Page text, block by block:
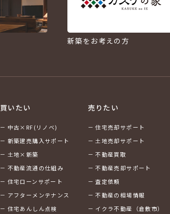
新築をお考えの方
買いたい
中古×RF(リノベ)
新築建売購入サポート
土地×新築
不動産流通の仕組み
住宅ローンサポート
アフターメンテナンス
住宅あんしん点検
売りたい
住宅売却サポート
土地売却サポート
不動産買取
不動産売却サポート
査定依頼
不動産の相場情報
イクラ不動産（倉敷市）